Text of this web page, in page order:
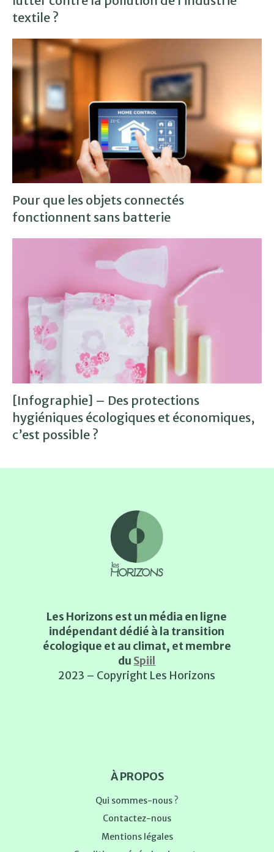
textile ?
Pour que les objets connectés
fonctionnent sans batterie
[Infographie] – Des protections
hygiéniques écologiques et économiques,
c’est possible ?
Les Horizons est un média en ligne
indépendant dédié à la transition
écologique et au climat, et membre
du Spiil
2023 – Copyright Les Horizons
À PROPOS
Qui sommes-nous ?
Contactez-nous
Mentions légales